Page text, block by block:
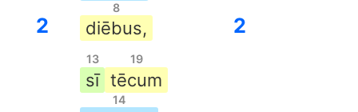
2
8
diēbus,
13
sī
19
tēcum
14
2